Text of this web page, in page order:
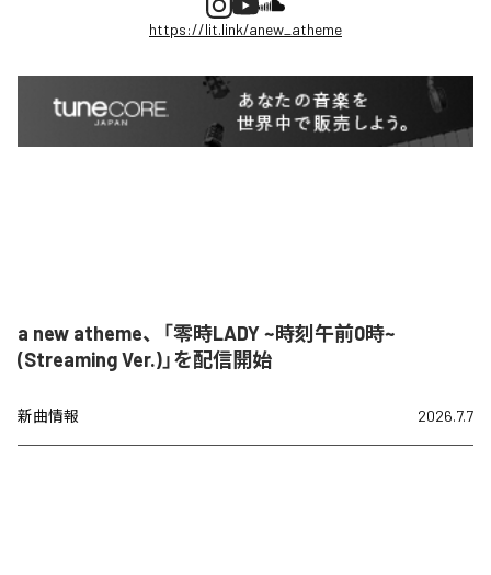
https://lit.link/anew_atheme
a new atheme、「零時LADY ~時刻午前0時~
(Streaming Ver.)」を配信開始
新曲情報 2026.7.7